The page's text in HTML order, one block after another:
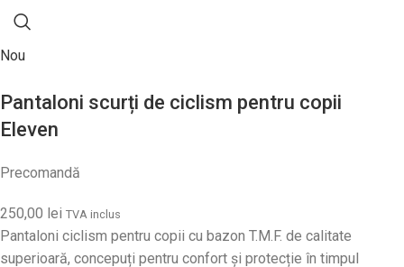
Nou
Pantaloni scurți de ciclism pentru copii
Eleven
Precomandă
250,00 lei TVA inclus
Pantaloni ciclism pentru copii cu bazon T.M.F. de calitate
superioară, concepuți pentru confort și protecție în timpul